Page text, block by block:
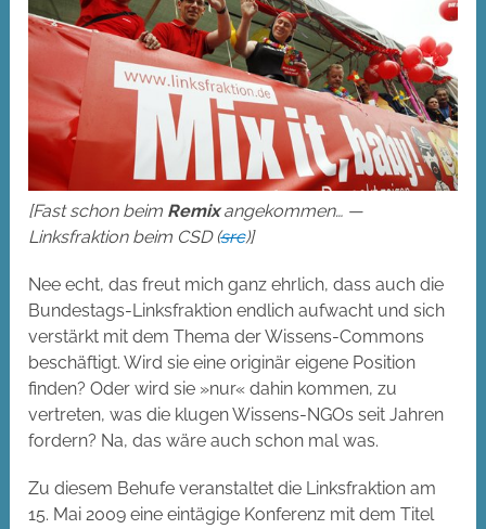
[Fast schon beim Remixangekommen… —
Linksfraktion beim CSD (src)]
Nee echt, das freut mich ganz ehrlich, dass auch die
Bundestags-Linksfraktion endlich aufwacht und sich
verstärkt mit dem Thema der Wissens-Commons
beschäftigt. Wird sie eine originär eigene Position
finden? Oder wird sie »nur« dahin kommen, zu
vertreten, was die klugen Wissens-NGOs seit Jahren
fordern? Na, das wäre auch schon mal was.
Zu diesem Behufe veranstaltet die Linksfraktion am
15. Mai 2009 eine eintägige Konferenz mit dem Titel